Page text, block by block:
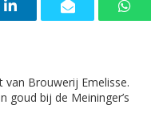
van Brouwerij Emelisse.
goud bij de Meininger’s